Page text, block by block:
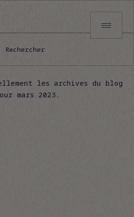
les archives du blog
mars 2023.